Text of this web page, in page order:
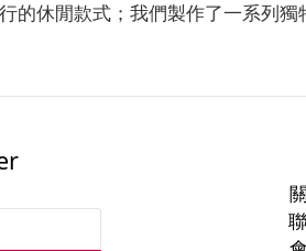
的休閒款式；我們製作了一系列